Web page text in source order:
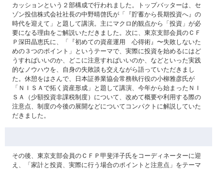
カッションという２部構成で行われました。トップバッターは、セ
ゾン投信株式会社社長の中野晴啓氏が「『貯蓄から長期投資へ』の
時代を迎えて」と題して講演。主にマクロ的観点から「投資」が必
要になる理由をご解説いただきました。次に、東京支部会員のＣＦ
Ｐ深田晶恵氏に、「『初めての資産運用 心得術』〜失敗しないた
めの３つのポイント」というテーマで、実際に投資を始めるにはど
うすればいいのか、どこに注意すればいいのか、などといった実践
的なノウハウを、自身の失敗談も交えながら語っていただきまし
た。休憩をはさんで、日本証券業協会常務執行役の小柳雅彦氏が
「ＮＩＳＡで拓く資産形成」と題して講演、今年から始まったＮＩ
ＳＡ（少額投資非課税制度）について、改めて概要や利用する際の
注意点、制度の今後の展開などについてコンパクトに解説していた
だきました。
その後、東京支部会員のＣＦＰ甲斐洋子氏をコーディネーターに迎
え、「家計と投資、実際に行う場合のポイントと注意点」をテーマ